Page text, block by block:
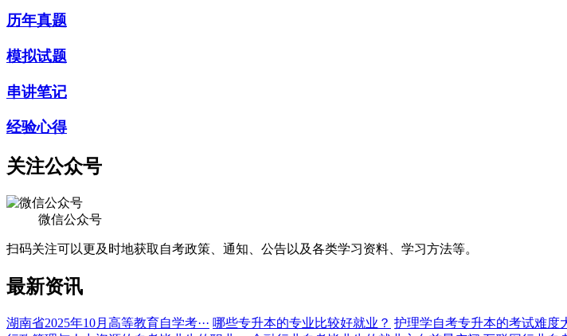
历年真题
模拟试题
串讲笔记
经验心得
关注公众号
微信公众号
扫码关注可以更及时地获取自考政策、通知、公告以及各类学习资料、学习方法等。
最新资讯
湖南省2025年10月高等教育自学考··· 哪些专升本的专业比较好就业？ 护理学自考专升本的考试难度